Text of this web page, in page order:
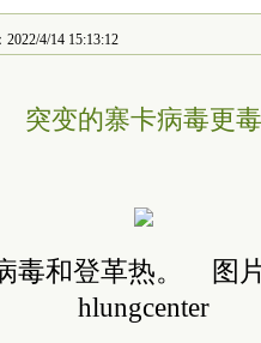
4/14 15:13:12
突变的寨卡病毒更毒
毒和登革热。 图
hlungcenter